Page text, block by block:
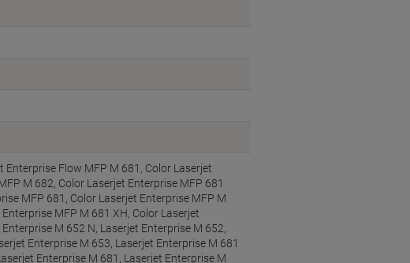
Enterprise Flow MFP M 681, Color Laserjet
M 682, Color Laserjet Enterprise MFP 681
MFP 681, Color Laserjet Enterprise MFP M
MFP M 681 XH, Color Laserjet
M 652 N, Laserjet Enterprise M 652,
Enterprise M 653, Laserjet Enterprise M 681
Enterprise M 681, Laserjet Enterprise M